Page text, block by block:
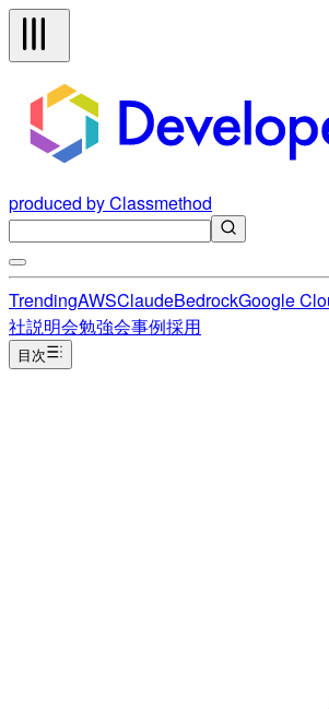
produced by Classmethod
TrendingAWSClaudeBedrockGoogle
社説明会勉強会事例採用
目次